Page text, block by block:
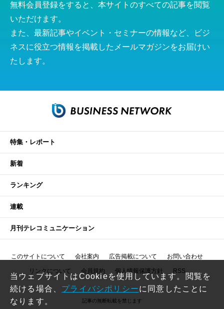
無料会員登録をすると、本サイトのすべての記事を閲覧
いただけます。
また、最新記事やイベント・セミナーの情報など、ビジ
ネスに役立つ情報を掲載したメールマガジンをお届けい
たします。
特集・レポート
新着
ランキング
連載
月刊テレコミュニケーション
このサイトについて 会社案内 広告掲載について お問い合わせ
リンクについて 会員規約 個人情報保護方針 RSS
記事の無断転載を禁じます
当ウェブサイトはCookieを使用しています。閲覧を
続ける場合、 プライバシポリシーに同意したことに
なります。